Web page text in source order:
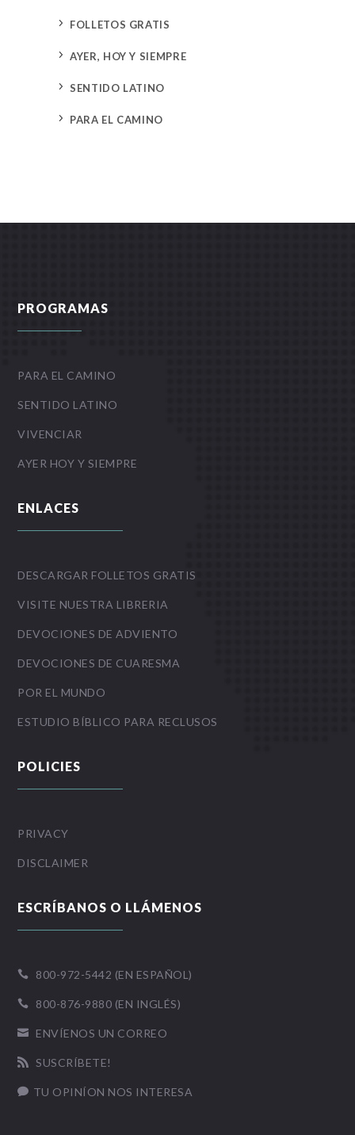
5 FOLLETOS GRATIS
5 AYER, HOY Y SIEMPRE
5 SENTIDO LATINO
5 PARA EL CAMINO
PROGRAMAS
PARA EL CAMINO
SENTIDO LATINO
VIVENCIAR
AYER HOY Y SIEMPRE
ENLACES
DESCARGAR FOLLETOS GRATIS
VISITE NUESTRA LIBRERIA
DEVOCIONES DE ADVIENTO
DEVOCIONES DE CUARESMA
POR EL MUNDO
ESTUDIO BÍBLICO PARA RECLUSOS
POLICIES
PRIVACY
DISCLAIMER
ESCRÍBANOS O LLÁMENOS
 800-972-5442 (EN ESPAÑOL)
 800-876-9880 (EN INGLÉS)
 ENVÍENOS UN CORREO
 SUSCRÍBETE!
 TU OPINÍON NOS INTERESA